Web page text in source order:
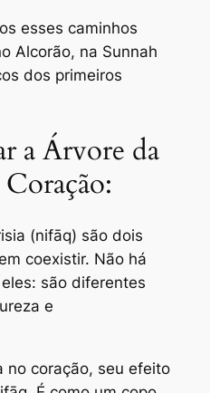
esses caminhos
Alcorão, na Sunnah
dos primeiros
a Árvore da
(nifāq) são dois
coexistir. Não há
são diferentes
e
no coração, seu efeito